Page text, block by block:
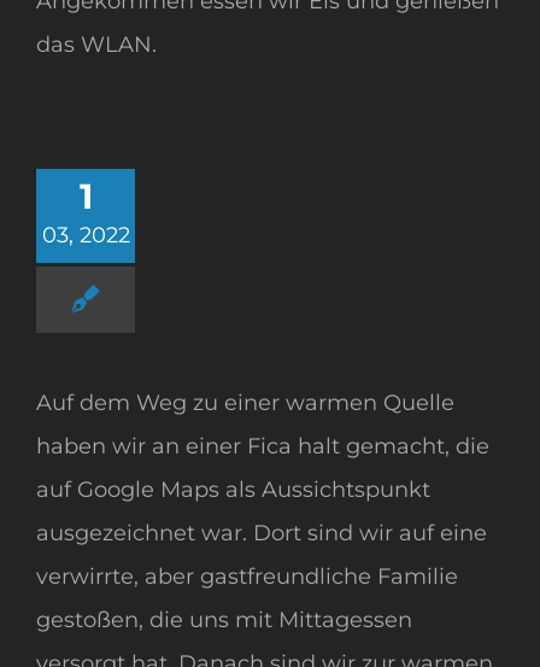
das WLAN.
1
03, 2022
Auf dem Weg zu einer warmen Quelle
haben wir an einer Fica halt gemacht, die
auf Google Maps als Aussichtspunkt
ausgezeichnet war. Dort sind wir auf eine
verwirrte, aber gastfreundliche Familie
gestoßen, die uns mit Mittagessen